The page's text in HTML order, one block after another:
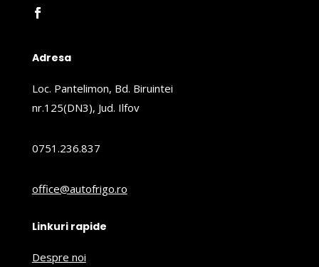
Adresa
Loc. Pantelimon, Bd. Biruintei
nr.125(DN3), Jud. Ilfov
0751.236.837
office@autofrigo.ro
Linkuri rapide
Despre noi